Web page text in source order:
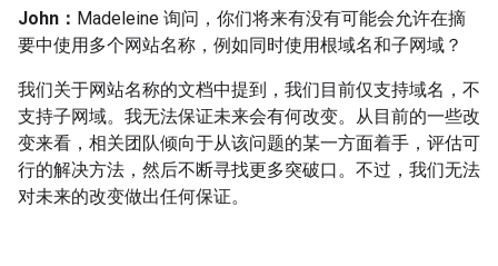
John： Madeleine 询问，你们将来有没有可能会允许在摘
要中使用多个网站名称，例如同时使用根域名和子网域？
我们关于网站名称的文档中提到，我们目前仅支持域名，不
支持子网域。我无法保证未来会有何改变。从目前的一些改
变来看，相关团队倾向于从该问题的某一方面着手，评估可
行的解决方法，然后不断寻找更多突破口。不过，我们无法
对未来的改变做出任何保证。